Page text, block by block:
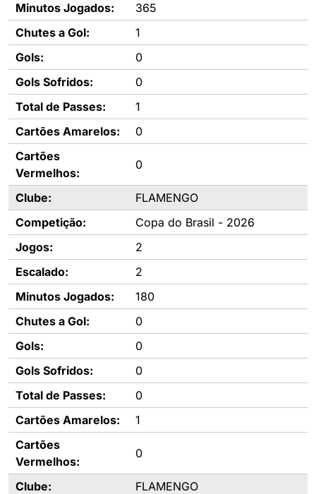
Minutos Jogados:
365
Chutes a Gol:
1
Gols:
0
Gols Sofridos:
0
Total de Passes:
1
Cartões Amarelos:
0
Cartões
Vermelhos:
0
Clube:
FLAMENGO
Competição:
Copa do Brasil - 2026
Jogos:
2
Escalado:
2
Minutos Jogados:
180
Chutes a Gol:
0
Gols:
0
Gols Sofridos:
0
Total de Passes:
0
Cartões Amarelos:
1
Cartões
Vermelhos:
0
Clube:
FLAMENGO